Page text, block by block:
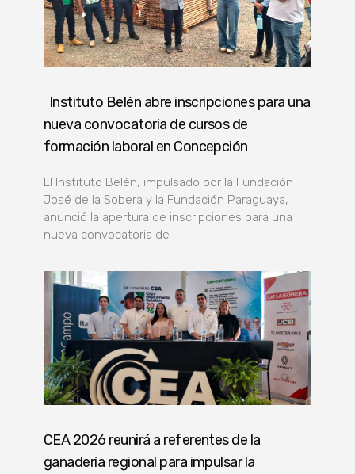
Instituto Belén abre inscripciones para una
nueva convocatoria de cursos de
formación laboral en Concepción
El Instituto Belén, impulsado por la Fundación
José de la Sobera y la Fundación Paraguaya,
anunció la apertura de inscripciones para una
nueva convocatoria de
CEA 2026 reunirá a referentes de la
ganadería regional para impulsar la